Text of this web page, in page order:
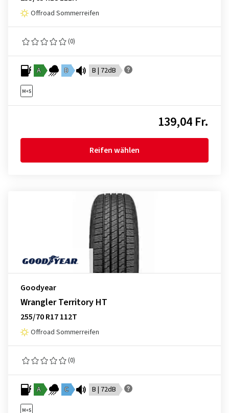
Offroad Sommerreifen
(0)
A D B | 72dB
139,04 Fr.
Reifen wählen
Goodyear
Wrangler Territory HT
255/70 R17 112T
Offroad Sommerreifen
(0)
A C B | 72dB